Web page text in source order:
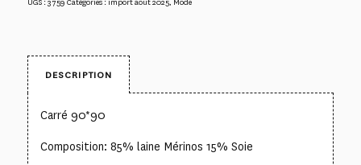
DESCRIPTION
Carré 90*90
Composition: 85% laine Mérinos 15% Soie